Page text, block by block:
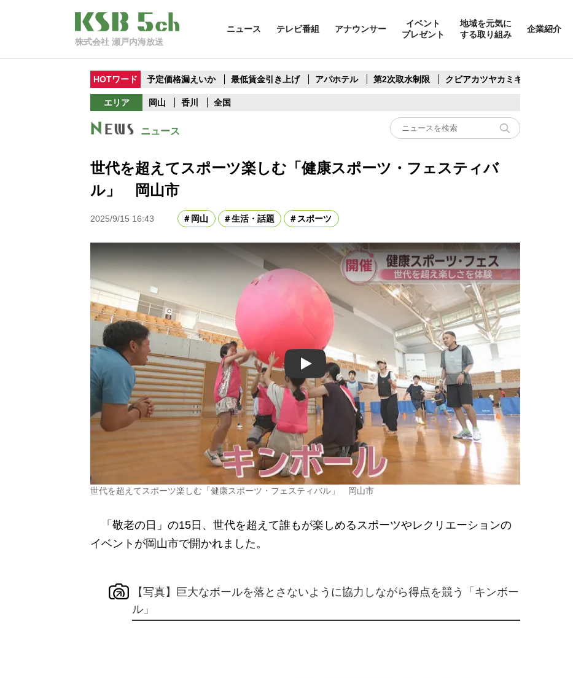
株式会社 瀬戸内海放送
ニュース テレビ番組 アナウンサー
イベント
プレゼント
地域を元気に
する取り組み
企業紹介
HOTワード 予定価格漏えいか 最低賃金引き上げ アパホテル 第2次取水制限 クビアカツヤカミキリ
エリア 岡山 香川 全国
ニュース
世代を超えてスポーツ楽しむ「健康スポーツ・フェスティバ
ル」 岡山市
2025/9/15 16:43 岡山 生活・話題 スポーツ
Play
世代を超えてスポーツ楽しむ「健康スポーツ・フェスティバル」 岡山市
「敬老の日」の15日、世代を超えて誰もが楽しめるスポーツやレクリエーションの
イベントが岡山市で開かれました。
【写真】巨大なボールを落とさないように協力しながら得点を競う「キンボー
ル」